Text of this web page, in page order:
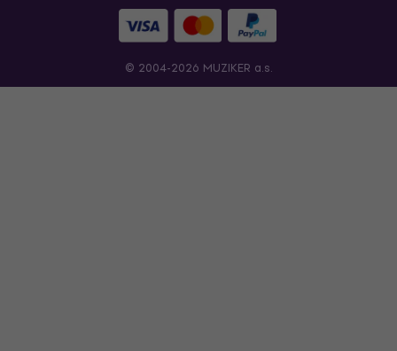
© 2004-2026 MUZIKER a.s.